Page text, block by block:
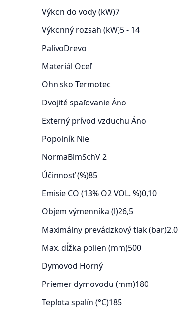
Výkon do vody (kW)7
Výkonný rozsah (kW)5 - 14
PalivoDrevo
Materiál Oceľ
Ohnisko Termotec
Dvojité spaľovanieÁno
Externý prívod vzduchu Áno
Popolník Nie
NormaBlmSchV 2
Účinnosť (%)85
Emisie CO (13% O2 VOL. %)0,10
Objem výmenníka (l)26,5
Maximálny prevádzkový tlak (bar)2,0
Max. dĺžka polien (mm)500
Dymovod Horný
Priemer dymovodu (mm)180
Teplota spalín (°C)185